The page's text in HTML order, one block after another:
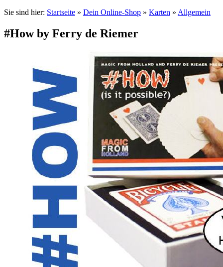
Sie sind hier: Startseite » Dein Online-Shop » Karten » Allgemein
#How by Ferry de Riemer